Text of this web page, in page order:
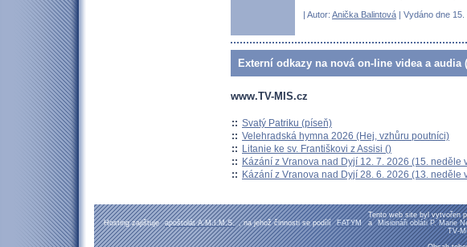
| Autor: Anička Balintová | Vydáno dne
Externí odkazy na nová on-line videa a audia
www.TV-MIS.cz
:: Svatý Patriku (píseň)
:: Velehradská hymna 2026 (Hej, vzhůru poutníci)
:: Litanie ke sv. Františkovi z Assisi ()
:: Kázání z Vranova nad Dyjí 12. 7. 2026 (15. neděle
:: Kázání z Vranova nad Dyjí 28. 6. 2026 (13. neděle
Tento web site byl vytvořen
Hosting zajištuje apoštolát A.M.I.M.S. , na jehož činnosti se podílí FATYM a Misionáři obláti P. Marie
TV-